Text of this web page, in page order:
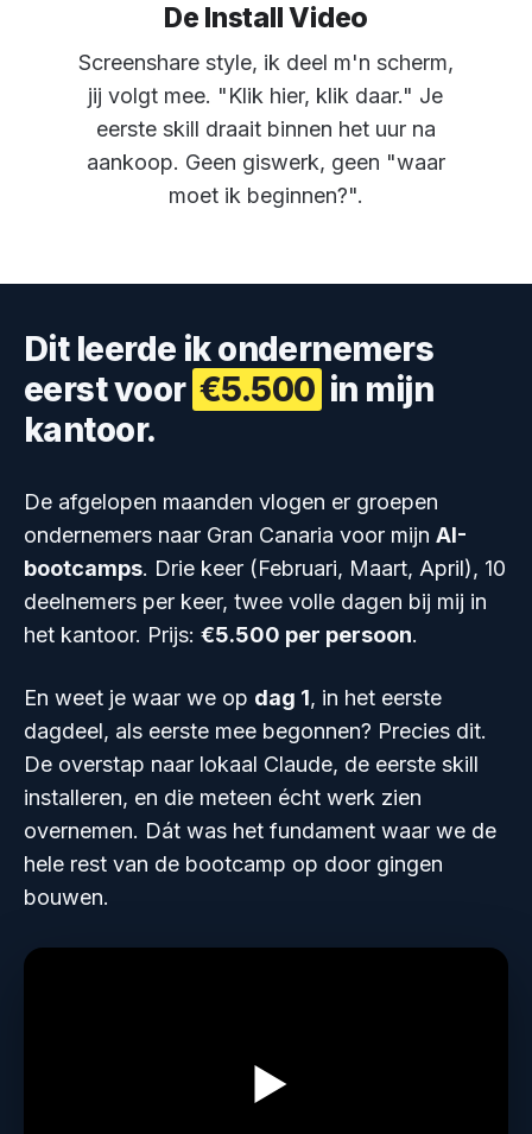
De Install Video
Screenshare style, ik deel m'n scherm,
jij volgt mee. "Klik hier, klik daar." Je
eerste skill draait binnen het uur na
aankoop. Geen giswerk, geen "waar
moet ik beginnen?".
Dit leerde ik ondernemers
eerst voor €5.500 in mijn
kantoor.
De afgelopen maanden vlogen er groepen
ondernemers naar Gran Canaria voor mijn AI-
bootcamps. Drie keer (Februari, Maart, April), 10
deelnemers per keer, twee volle dagen bij mij in
het kantoor. Prijs: €5.500 per persoon.
En weet je waar we op dag 1, in het eerste
dagdeel, als eerste mee begonnen? Precies dit.
De overstap naar lokaal Claude, de eerste skill
installeren, en die meteen écht werk zien
overnemen. Dát was het fundament waar we de
hele rest van de bootcamp op door gingen
bouwen.